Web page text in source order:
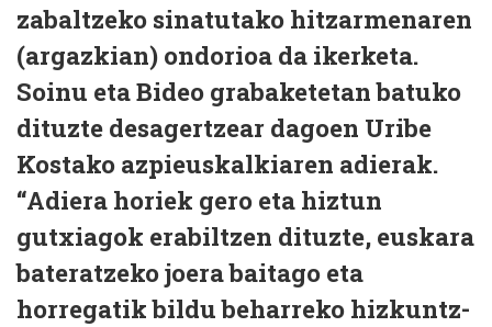
zabaltzeko sinatutako hitzarmenaren
(argazkian) ondorioa da ikerketa.
Soinu eta Bideo grabaketetan batuko
dituzte desagertzear dagoen Uribe
Kostako azpieuskalkiaren adierak.
“Adiera horiek gero eta hiztun
gutxiagok erabiltzen dituzte, euskara
bateratzeko joera baitago eta
horregatik bildu beharreko hizkuntz-